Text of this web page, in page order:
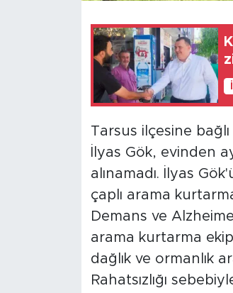
Tarsus ilçesine
İlyas Gök, evinden
alınamadı. İlyas
çaplı arama
Demans ve
arama kurtarma
dağlık ve ormanlık
Rahatsızlığı